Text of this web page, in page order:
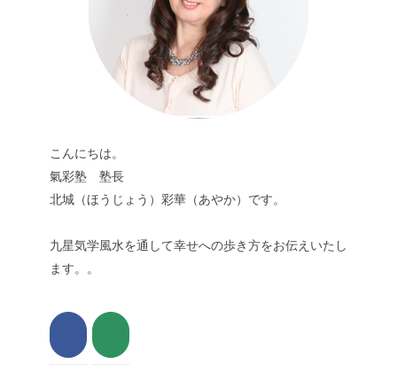
こんにちは。
氣彩塾 塾長
北城（ほうじょう）彩華（あやか）です。
九星気学風水を通して幸せへの歩き方をお伝えいたし
ます。。